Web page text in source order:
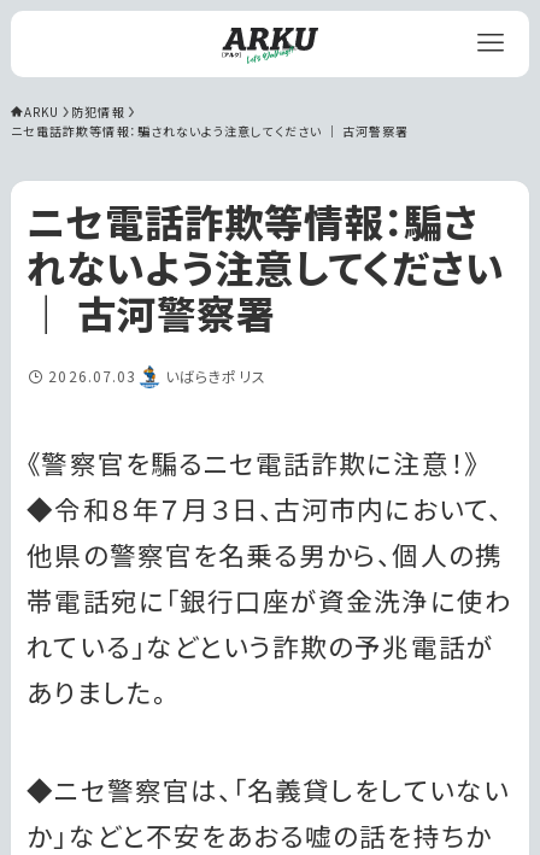
ARKU
防犯情報
ニセ電話詐欺等情報：騙されないよう注意してください ｜ 古河警察署
ニセ電話詐欺等情報：騙さ
れないよう注意してください
｜ 古河警察署
2026.07.03 いばらきポリス
《警察官を騙るニセ電話詐欺に注意！》
◆令和８年７月３日、古河市内において、
他県の警察官を名乗る男から、個人の携
帯電話宛に「銀行口座が資金洗浄に使わ
れている」などという詐欺の予兆電話が
ありました。
◆ニセ警察官は、「名義貸しをしていない
か」などと不安をあおる嘘の話を持ちか